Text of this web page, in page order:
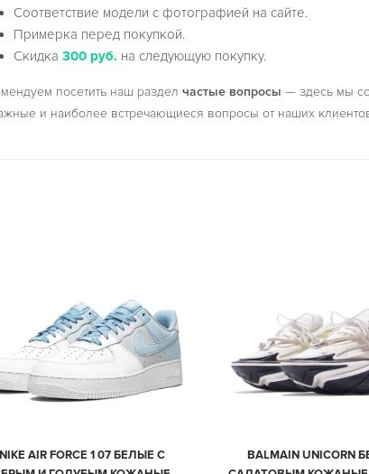
Соответствие модели с фотографией на сайте.
Примерка перед покупкой.
Скидка300 руб. на следующую покупку.
посетить наш разделчастые вопросы — здесь мы
и наиболее встречающиеся вопросы от наших
NIKE AIR FORCE 1 07 БЕЛЫЕ С
BALMAIN UNICORN